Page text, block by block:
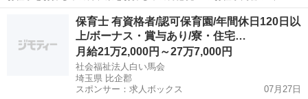
ボディに使用される部品を製造しているところでのお仕事です。 [1]マ
シンに部材をセット [2]ボタンを押す [3]マシンが自動で加工 ...
その他 重量
保育士 有資格者/認可保育園/年間休日120日以
上/ボーナス・賞与あり/寮・住宅…
月給21万2,000円～27万7,000円
社会福祉法人白い馬会
埼玉県 比企郡
スポンサー：求人ボックス
07月27日